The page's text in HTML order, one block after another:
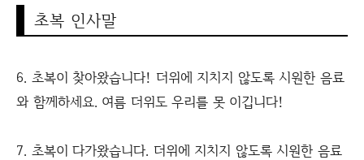
초복 인사말
6. 초복이 찾아왔습니다! 더위에 지치지 않도록 시원한 음료
와 함께하세요. 여름 더위도 우리를 못 이깁니다!
7. 초복이 다가왔습니다. 더위에 지치지 않도록 시원한 음료